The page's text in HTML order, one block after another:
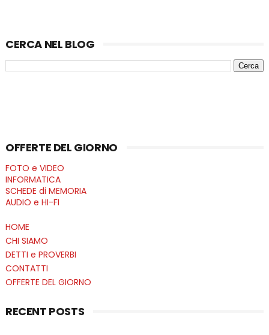
CERCA NEL BLOG
OFFERTE DEL GIORNO
FOTO e VIDEO
INFORMATICA
SCHEDE di MEMORIA
AUDIO e HI-FI
HOME
CHI SIAMO
DETTI e PROVERBI
CONTATTI
OFFERTE DEL GIORNO
RECENT POSTS